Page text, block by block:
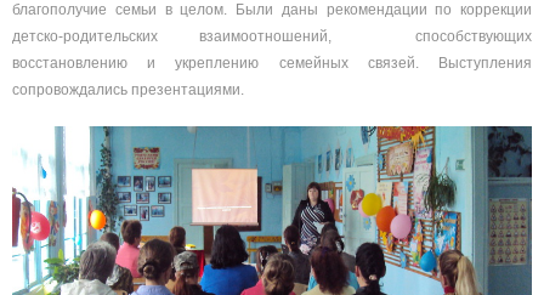
благополучие семьи в целом. Были даны рекомендации по коррекции
детско-родительских взаимоотношений, способствующих
восстановлению и укреплению семейных связей. Выступления
сопровождались презентациями.